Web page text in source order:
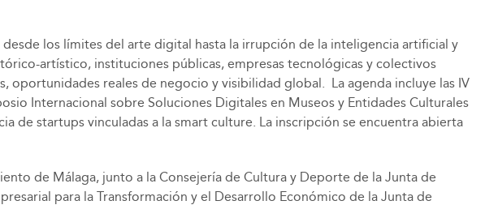
los límites del arte digital hasta la irrupción de la inteligencia artificial y
artístico, instituciones públicas, empresas tecnológicas y colectivos
reales de negocio y visibilidad global. La agenda incluye las IV
Internacional sobre Soluciones Digitales en Museos y Entidades Culturales
de startups vinculadas a la smart culture. La inscripción se encuentra abierta
de Málaga, junto a la Consejería de Cultura y Deporte de la Junta de
para la Transformación y el Desarrollo Económico de la Junta de